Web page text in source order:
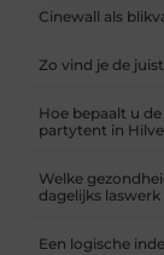
Cinewall als
Zo vind je de
Hoe bepaalt u
partytent in
Welke
dagelijks
Een logische